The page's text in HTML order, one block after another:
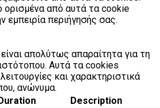
ορισμένα από αυτά τα cookie
εμπειρία περιήγησής σας.
απολύτως απαραίτητα για τη
Αυτά τα cookies
και χαρακτηριστικά
ανώνυμα.
Duration Description